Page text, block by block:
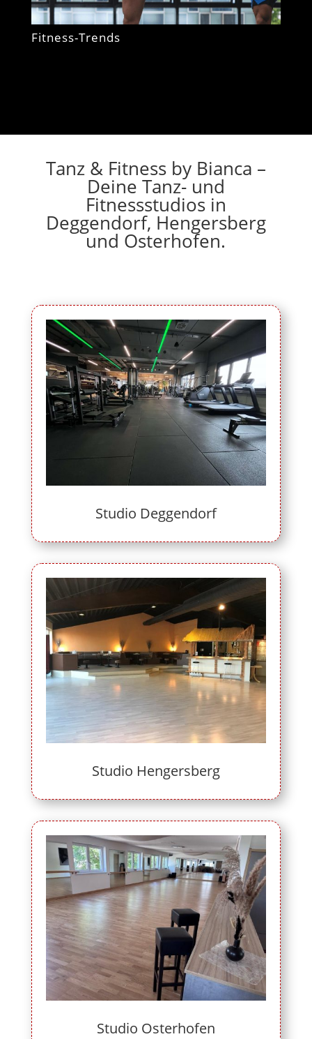
Fitness-Trends
Tanz & Fitness by Bianca –
Deine Tanz- und
Fitnessstudios in
Deggendorf, Hengersberg
und Osterhofen.
Studio Deggendorf
Studio Hengersberg
Studio Osterhofen